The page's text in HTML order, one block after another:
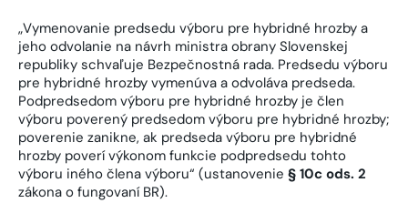
„Vymenovanie predsedu výboru pre hybridné hrozby a
jeho odvolanie na návrh ministra obrany Slovenskej
republiky schvaľuje Bezpečnostná rada. Predsedu výboru
pre hybridné hrozby vymenúva a odvoláva predseda.
Podpredsedom výboru pre hybridné hrozby je člen
výboru poverený predsedom výboru pre hybridné hrozby;
poverenie zanikne, ak predseda výboru pre hybridné
hrozby poverí výkonom funkcie podpredsedu tohto
výboru iného člena výboru“ (ustanovenie § 10c ods. 2
zákona o fungovaní BR).